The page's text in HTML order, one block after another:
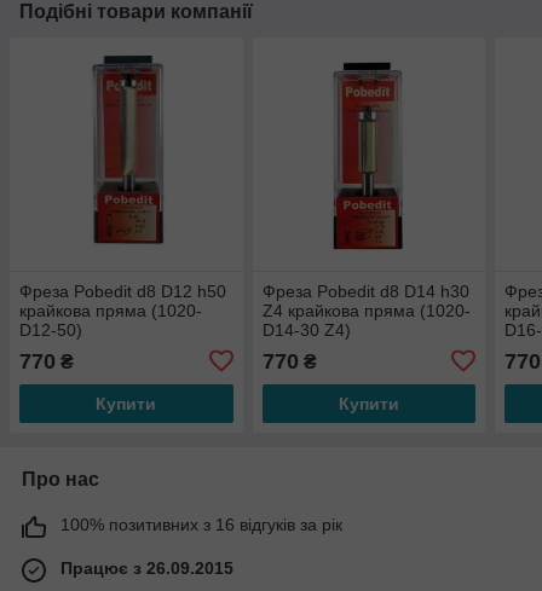
Подібні товари компанії
Фреза Pobedit d8 D12 h50
крайкова пряма (1020-
D12-50)
770 ₴
Купити
Фреза Pobedit d8 D14 h30
Z4 крайкова пряма (1020-
D14-30 Z4)
770 ₴
Купити
770
Про нас
100% позитивних з 16 відгуків за рік
Працює з 26.09.2015